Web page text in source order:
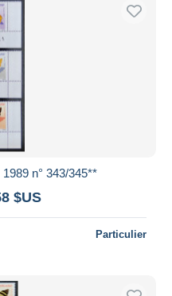
n° 343/345**
$US
Particulier